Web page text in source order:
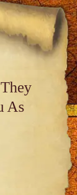
As